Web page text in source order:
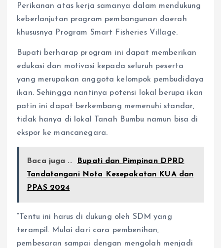
Perikanan atas kerja samanya dalam mendukung
keberlanjutan program pembangunan daerah
khususnya Program Smart Fisheries Village.
Bupati berharap program ini dapat memberikan
edukasi dan motivasi kepada seluruh peserta
yang merupakan anggota kelompok pembudidaya
ikan. Sehingga nantinya potensi lokal berupa ikan
patin ini dapat berkembang memenuhi standar,
tidak hanya di lokal Tanah Bumbu namun bisa di
ekspor ke mancanegara.
Baca juga ..
Bupati dan Pimpinan DPRD
Tandatangani Nota Kesepakatan KUA dan
PPAS 2024
“Tentu ini harus di dukung oleh SDM yang
terampil. Mulai dari cara pembenihan,
pembesaran sampai dengan mengolah menjadi